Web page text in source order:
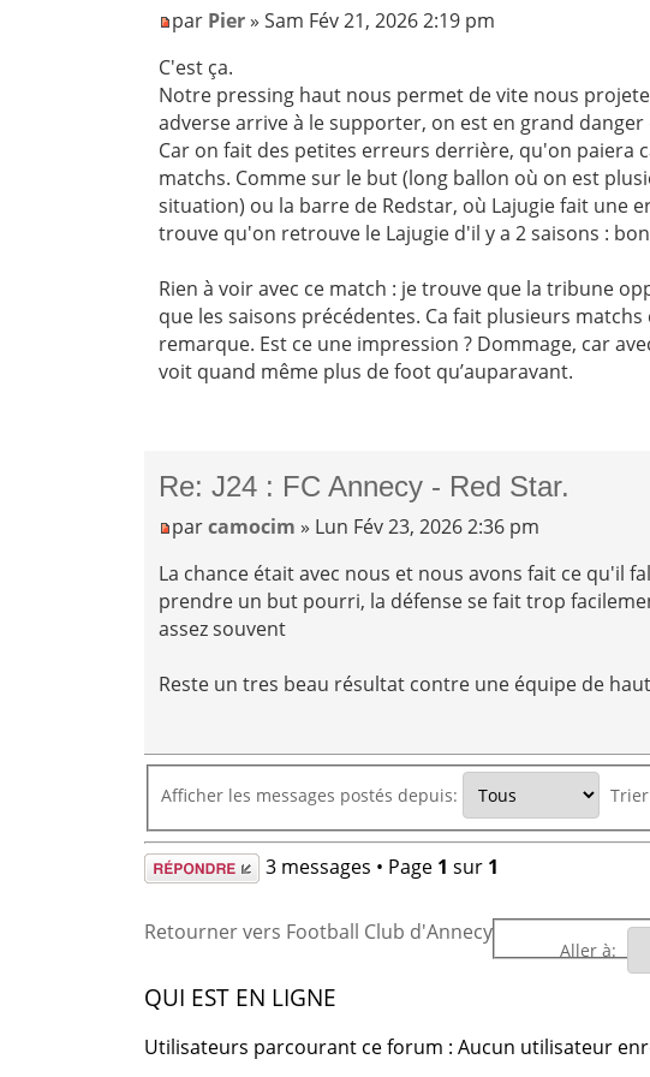
par Pier» Sam Fév 21, 2026 2:19 pm
C'est ça.
Notre pressing haut nous permet de vite nous
adverse arrive à le supporter, on est en grand
Car on fait des petites erreurs derrière, qu'on paiera
matchs. Comme sur le but (long ballon où on est
situation) ou la barre de Redstar, où Lajugie fait une
trouve qu'on retrouve le Lajugie d'il y a 2 saisons :
Rien à voir avec ce match : je trouve que la tribune
que les saisons précédentes. Ca fait plusieurs matchs
remarque. Est ce une impression ? Dommage, car
voit quand même plus de foot qu’auparavant.
Re: J24 : FC Annecy - Red Star.
parcamocim » Lun Fév 23, 2026 2:36 pm
La chance était avec nous et nous avons fait ce qu'il
prendre un but pourri, la défense se fait trop
assez souvent
Reste un tres beau résultat contre une équipe de
Afficher les messages postés depuis:
Répondre 3 messages • Page 1 sur 1
Retourner vers Football Club d'Annecy
Aller à:
QUI EST EN LIGNE
Utilisateurs parcourant ce forum : Aucun utilisateur